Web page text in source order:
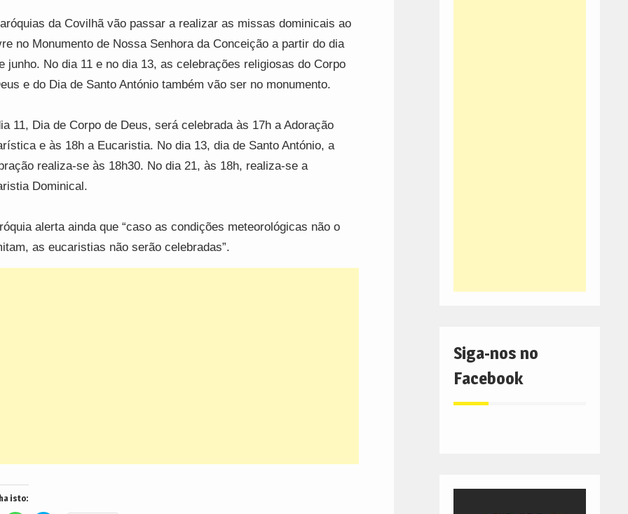
da Covilhã vão passar a realizar as missas dominicais ao
no Monumento de Nossa Senhora da Conceição a partir do dia
junho. No dia 11 e no dia 13, as celebrações religiosas do Corpo
e do Dia de Santo António também vão ser no monumento.
11, Dia de Corpo de Deus, será celebrada às 17h a Adoração
e às 18h a Eucaristia. No dia 13, dia de Santo António, a
realiza-se às 18h30. No dia 21, às 18h, realiza-se a
Dominical.
alerta ainda que “caso as condições meteorológicas não o
as eucaristias não serão celebradas”.
isto:
Siga-nos no
Facebook